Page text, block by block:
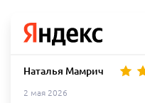
Наталья Мамрич
2 мая 2026